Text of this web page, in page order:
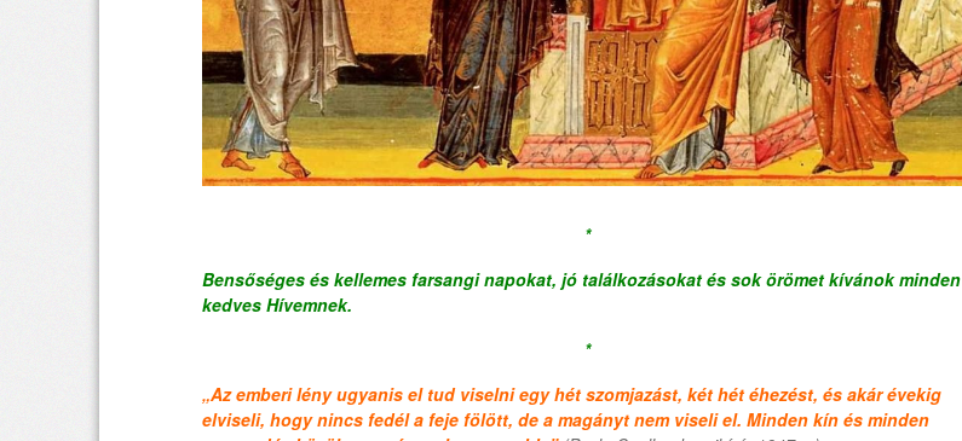
*
Bensőséges és kellemes farsangi napokat, jó találkozásokat és sok örömet kívánok minden
kedves Hívemnek.
*
„Az emberi lény ugyanis el tud viselni egy hét szomjazást, két hét éhezést, és akár évekig
elviseli, hogy nincs fedél a feje fölött, de a magányt nem viseli el. Minden kín és minden